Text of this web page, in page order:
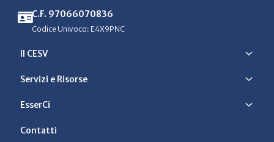
C.F. 97066070836
Codice Univoco: E4X9PNC
Il CESV
Servizi e Risorse
EsserCi
Contatti